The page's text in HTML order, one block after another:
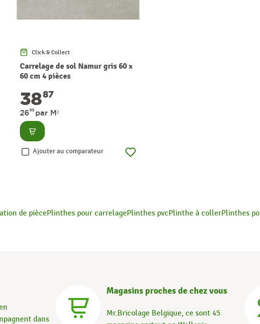
Click & Collect
Carrelage de sol Namur gris 60 x
60 cm 4 pièces
3887
2699 par M²
Consulter
Ajouter au comparateur
de piècePlinthes pour carrelagePlinthes pvcPlinthe à collerPlinthes
dans
Magasins proches de chez vous
Mr.Bricolage Belgique, ce sont 45